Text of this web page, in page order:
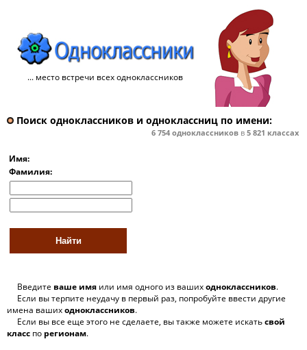
... место встречи всех одноклассников
Поиск одноклассников и одноклассниц по имени:
6 754 одноклассниковв 5 821 классах
Имя:
Фамилия:
Введите ваше имя или имя одного из вашиходноклассников.
Если вы терпите неудачу в первый раз, попробуйте ввести другие
имена вашиходноклассников.
Если вы все еще этого не сделаете, вы также можете искатьсвой
класс по регионам.